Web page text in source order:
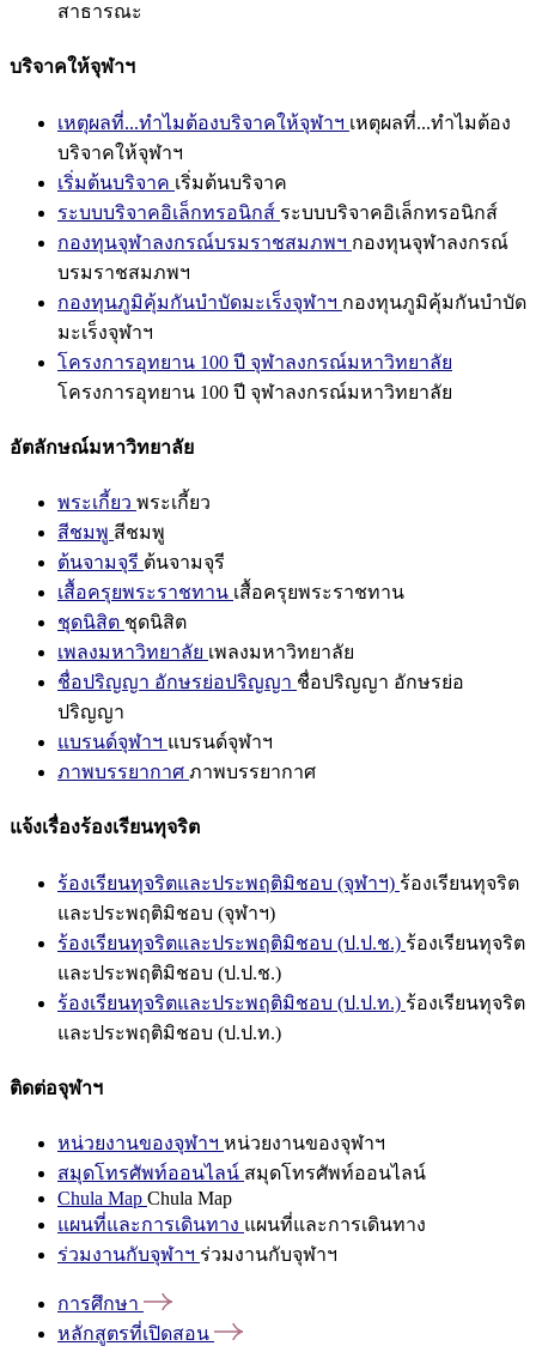
สาธารณะ
บริจาคให้จุฬาฯ
เหตุผลที่...ทำไมต้องบริจาคให้จุฬาฯ เหตุผลที่...ทำไมต้อง
บริจาคให้จุฬาฯ
เริ่มต้นบริจาค เริ่มต้นบริจาค
ระบบบริจาคอิเล็กทรอนิกส์ ระบบบริจาคอิเล็กทรอนิกส์
กองทุนจุฬาลงกรณ์บรมราชสมภพฯ กองทุนจุฬาลงกรณ์
บรมราชสมภพฯ
กองทุนภูมิคุ้มกันบำบัดมะเร็งจุฬาฯ กองทุนภูมิคุ้มกันบำบัด
มะเร็งจุฬาฯ
โครงการอุทยาน 100 ปี จุฬาลงกรณ์มหาวิทยาลัย
โครงการอุทยาน 100 ปี จุฬาลงกรณ์มหาวิทยาลัย
อัตลักษณ์มหาวิทยาลัย
พระเกี้ยว พระเกี้ยว
สีชมพู สีชมพู
ต้นจามจุรี ต้นจามจุรี
เสื้อครุยพระราชทาน เสื้อครุยพระราชทาน
ชุดนิสิต ชุดนิสิต
เพลงมหาวิทยาลัย เพลงมหาวิทยาลัย
ชื่อปริญญา อักษรย่อปริญญา ชื่อปริญญา อักษรย่อ
ปริญญา
แบรนด์จุฬาฯ แบรนด์จุฬาฯ
ภาพบรรยากาศ ภาพบรรยากาศ
แจ้งเรื่องร้องเรียนทุจริต
ร้องเรียนทุจริตและประพฤติมิชอบ (จุฬาฯ) ร้องเรียนทุจริต
และประพฤติมิชอบ (จุฬาฯ)
ร้องเรียนทุจริตและประพฤติมิชอบ (ป.ป.ช.) ร้องเรียนทุจริต
และประพฤติมิชอบ (ป.ป.ช.)
ร้องเรียนทุจริตและประพฤติมิชอบ (ป.ป.ท.) ร้องเรียนทุจริต
และประพฤติมิชอบ (ป.ป.ท.)
ติดต่อจุฬาฯ
หน่วยงานของจุฬาฯ หน่วยงานของจุฬาฯ
สมุดโทรศัพท์ออนไลน์ สมุดโทรศัพท์ออนไลน์
Chula Map Chula Map
แผนที่และการเดินทาง แผนที่และการเดินทาง
ร่วมงานกับจุฬาฯ ร่วมงานกับจุฬาฯ
การศึกษา
หลักสูตรที่เปิดสอน